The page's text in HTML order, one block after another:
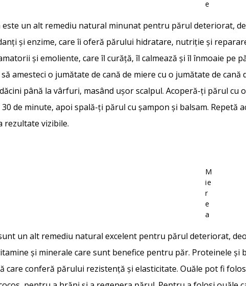
e
este un alt remediu natural minunat pentru părul deteriorat,
și enzime, care îi oferă părului hidratare, nutriție și
și emoliente, care îl curăță, îl calmează și îl înmoaie pe
amesteci o jumătate de cană de miere cu o jumătate de
până la vârfuri, masând ușor scalpul. Acoperă-ți părul cu
de minute, apoi spală-ți părul cu șampon și balsam. Repetă
rezultate vizibile.
M
ie
r
e
a
un alt remediu natural excelent pentru părul deteriorat,
și minerale care sunt benefice pentru păr. Proteinele
care conferă părului rezistență și elasticitate. Ouăle pot fi